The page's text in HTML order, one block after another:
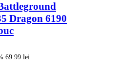
Dragon 6190
69.99 lei